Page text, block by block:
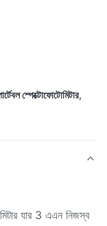
স্পেক্টোফোটোমিটার,
যার 3 এএন নিজস্ব